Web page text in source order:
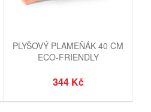
PLYŠOVÝ PLAMEŇÁK 40 CM
ECO-FRIENDLY
344 Kč